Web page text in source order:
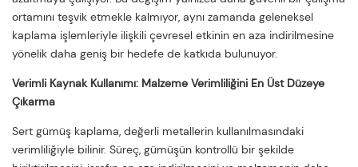
ortamını teşvik etmekle kalmıyor, aynı zamanda geleneksel
kaplama işlemleriyle ilişkili çevresel etkinin en aza indirilmesine
yönelik daha geniş bir hedefe de katkıda bulunuyor.
Verimli Kaynak Kullanımı: Malzeme Verimliliğini En Üst Düzeye
Çıkarma
Sert gümüş kaplama, değerli metallerin kullanılmasındaki
verimliliğiyle bilinir. Süreç, gümüşün kontrollü bir şekilde